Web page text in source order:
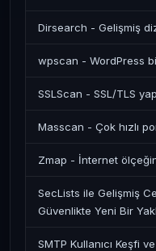
Dirsearch - Gelişmiş
wpscan - WordPress
SSLScan - SSL/TLS
Masscan - Çok hızlı
Zmap - İnternet
SecLists ile Gelişmiş
Güvenlikte Yeni Bir
SMTP Kullanıcı Keşfi